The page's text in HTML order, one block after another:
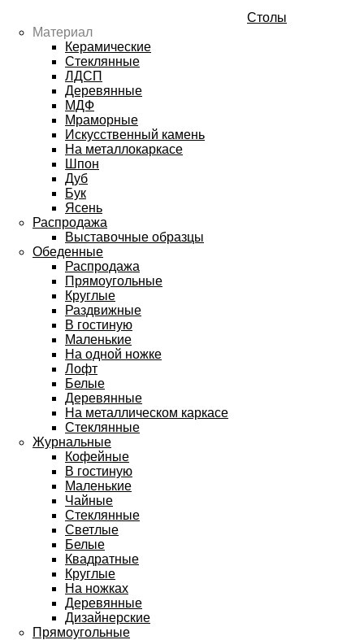
Столы
Материал
Керамические
Стеклянные
ЛДСП
Деревянные
МДФ
Мраморные
Искусственный камень
На металлокаркасе
Шпон
Дуб
Бук
Ясень
Распродажа
Выставочные образцы
Обеденные
Распродажа
Прямоугольные
Круглые
Раздвижные
В гостиную
Маленькие
На одной ножке
Лофт
Белые
Деревянные
На металлическом каркасе
Стеклянные
Журнальные
Кофейные
В гостиную
Маленькие
Чайные
Стеклянные
Светлые
Белые
Квадратные
Круглые
На ножках
Деревянные
Дизайнерские
Прямоугольные